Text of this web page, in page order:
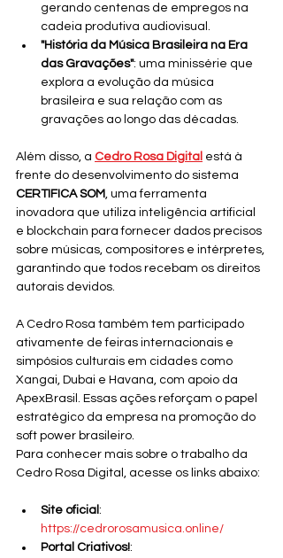
gerando centenas de empregos na
cadeia produtiva audiovisual.
"História da Música Brasileira na Era
das Gravações": uma minissérie que
explora a evolução da música
brasileira e sua relação com as
gravações ao longo das décadas.
Além disso, a Cedro Rosa Digital está à
frente do desenvolvimento do sistema
CERTIFICA SOM, uma ferramenta
inovadora que utiliza inteligência artificial
e blockchain para fornecer dados precisos
sobre músicas, compositores e intérpretes,
garantindo que todos recebam os direitos
autorais devidos.
A Cedro Rosa também tem participado
ativamente de feiras internacionais e
simpósios culturais em cidades como
Xangai, Dubai e Havana, com apoio da
ApexBrasil. Essas ações reforçam o papel
estratégico da empresa na promoção do
soft power brasileiro.
Para conhecer mais sobre o trabalho da
Cedro Rosa Digital, acesse os links abaixo:
Site oficial :
https://cedrorosamusica.online/
Portal Criativos!: